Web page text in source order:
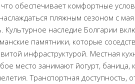
обеспечивает комфортные
пляжным сезоном с
Культурное наследие Болгарии
памятники, которые
инфраструктурой. Местная
место занимают йогурт, баница,
Транспортная